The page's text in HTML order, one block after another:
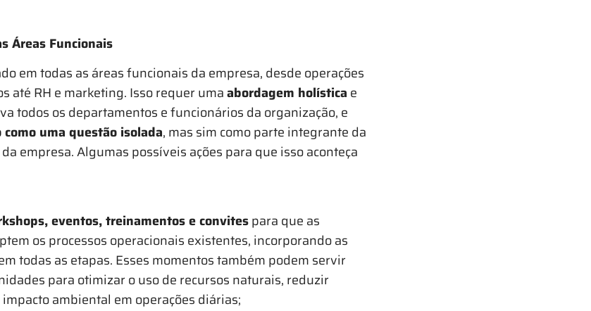
Áreas Funcionais
em todas as áreas funcionais da empresa, desde operações
até RH e marketing. Isso requer umaabordagem holística e
todos os departamentos e funcionários da organização, e
uma questão isolada, mas sim como parte integrante da
empresa. Algumas possíveis ações para que isso aconteça
eventos, treinamentos e convitespara que as
os processos operacionais existentes, incorporando as
todas as etapas. Esses momentos também podem servir
para otimizar o uso de recursos naturais, reduzir
ambiental em operações diárias;